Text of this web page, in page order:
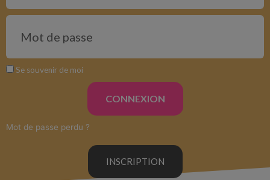
Se souvenir de moi
CONNEXION
Mot de passe perdu ?
INSCRIPTION